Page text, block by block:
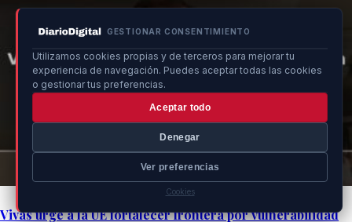
GESTIONAR CONSENTIMIENTO
Utilizamos cookies propias y de terceros para mejorar tu
experiencia de navegación. Puedes aceptar todas las cookies
o gestionar tus preferencias.
Aceptar todo
Denegar
Ver preferencias
Cookies
Vivas urge a la UE fortalecer frontera por vulnerabilidad